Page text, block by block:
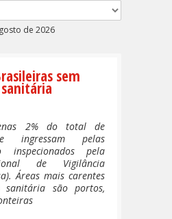
de 2026
sem
2% do total de
ingressam pelas
inspecionados pela
de Vigilância
Áreas mais carentes
sanitária são portos,